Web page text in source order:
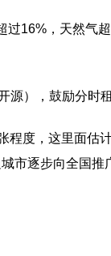
16%，天然气
），鼓励分时
度，这里面估
市逐步向全国推